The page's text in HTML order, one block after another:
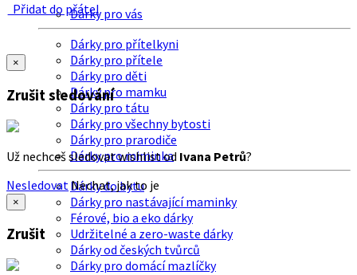
Dárky pro vás
Dárky pro přítelkyni
Dárky pro přítele
Dárky pro děti
Dárky pro mamku
Dárky pro tátu
Dárky pro všechny bytosti
Dárky pro prarodiče
Dárky pro miminka
Dárky do bytu
Dárky pro nastávající maminky
Férové, bio a eko dárky
Udržitelné a zero-waste dárky
Dárky od českých tvůrců
Dárky pro domácí mazlíčky
Přidat do přátel
×
Zrušit sledování
Už nechceš sledovat wishlist od Ivana Petrů?
Nesledovat Nechat, jak to je
×
Zrušit